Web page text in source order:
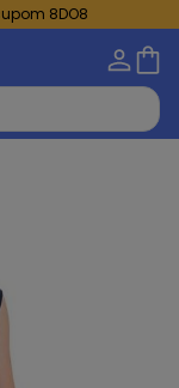
8DO8